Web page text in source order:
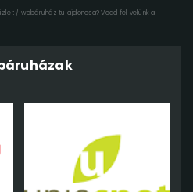
/ webáruház tulajdonosa?Vedd fel velünk a